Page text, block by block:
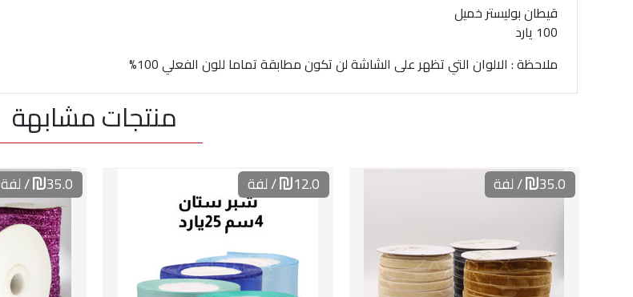
قيطان بوليستر خميل
100 يارد
ملاحظة : الالوان التي تظهر على الشاشة لن تكون مطابقة تماما للون الفعلي 100%
منتجات مشابهة
35.0 / لفة 12.0 / لفة 35.0 / لفة